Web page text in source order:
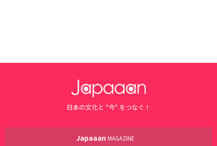
日本の文化と ”今” をつなぐ！
Japaaan MAGAZINE